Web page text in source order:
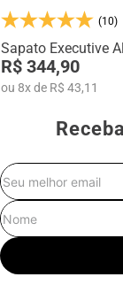
Na categoria Você +
mocassins e
desenvolvidos para
qualquer momento do
(10)
Sapato Executive
02
R$ 344,90
ou 8xde R$ 43,11